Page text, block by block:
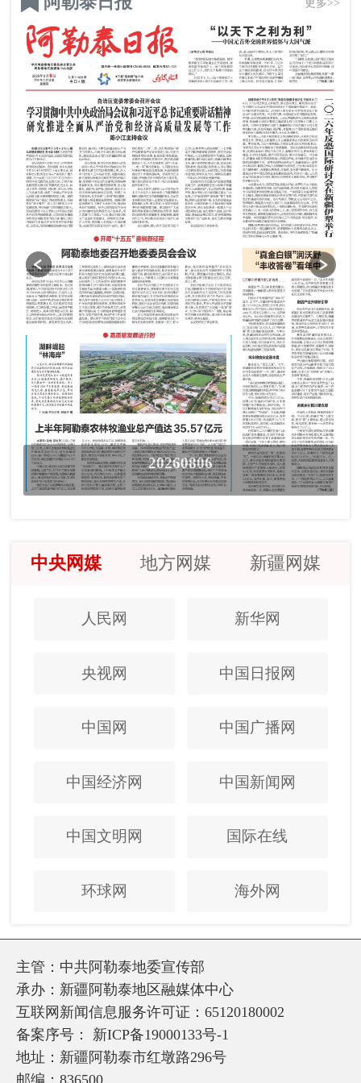
20260806
中央网媒 地方网媒 新疆网媒
人民网 新华网
央视网 中国日报网
中国网 中国广播网
中国经济网 中国新闻网
中国文明网 国际在线
环球网 海外网
主管：中共阿勒泰地委宣传部
承办：新疆阿勒泰地区融媒体中心
互联网新闻信息服务许可证：65120180002
备案序号： 新ICP备19000133号-1
地址：新疆阿勒泰市红墩路296号
邮编：836500